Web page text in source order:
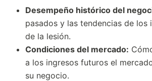
Desempeño histórico del
pasados y las tendencias de los
de la lesión.
Condiciones del mercado:
a los ingresos futuros el
su negocio.